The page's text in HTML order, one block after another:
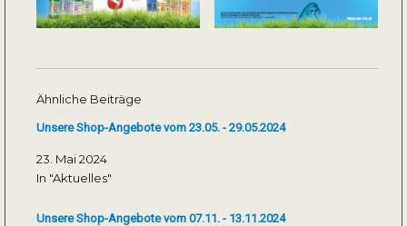
Ähnliche Beiträge
Unsere Shop-Angebote vom 23.05. - 29.05.2024
23. Mai 2024
In "Aktuelles"
Unsere Shop-Angebote vom 07.11. - 13.11.2024